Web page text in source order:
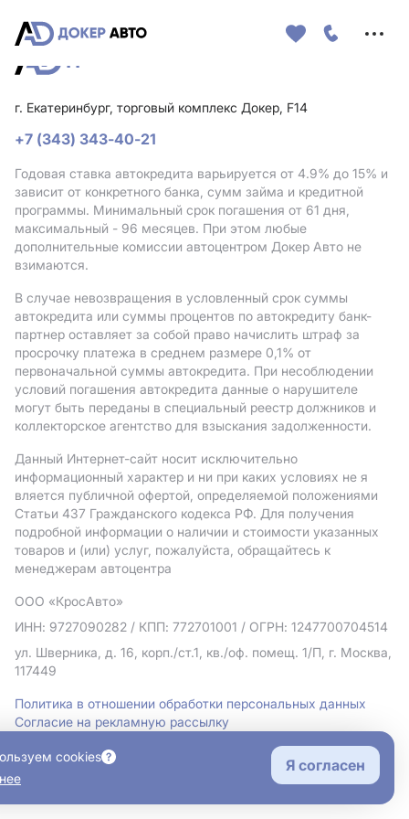
г. Екатеринбург, торговый комплекс Докер, F14
+7 (343) 343-40-21
Годовая ставка автокредита варьируется от 4.9% до 15% и
зависит от конкретного банка, сумм займа и кредитной
программы. Минимальный срок погашения от 61 дня,
максимальный - 96 месяцев. При этом любые
дополнительные комиссии автоцентром Докер Авто не
взимаются.
В случае невозвращения в условленный срок суммы
автокредита или суммы процентов по автокредиту банк-
партнер оставляет за собой право начислить штраф за
просрочку платежа в среднем размере 0,1% от
первоначальной суммы автокредита. При несоблюдении
условий погашения автокредита данные о нарушителе
могут быть переданы в специальный реестр должников и
коллекторское агентство для взыскания задолженности.
Данный Интернет-сайт носит исключительно
информационный характер и ни при каких условиях не я
вляется публичной офертой, определяемой положениями
Статьи 437 Гражданского кодекса РФ. Для получения
подробной информации о наличии и стоимости указанных
товаров и (или) услуг, пожалуйста, обращайтесь к
менеджерам автоцентра
ООО «КросАвто»
ИНН: 9727090282 / КПП: 772701001 / ОГРН: 1247700704514
ул. Шверника, д. 16, корп./ст.1, кв./оф. помещ. 1/П, г. Москва,
117449
Политика в отношении обработки персональных данных
Согласие на рекламную рассылку
cookies
Я согласен